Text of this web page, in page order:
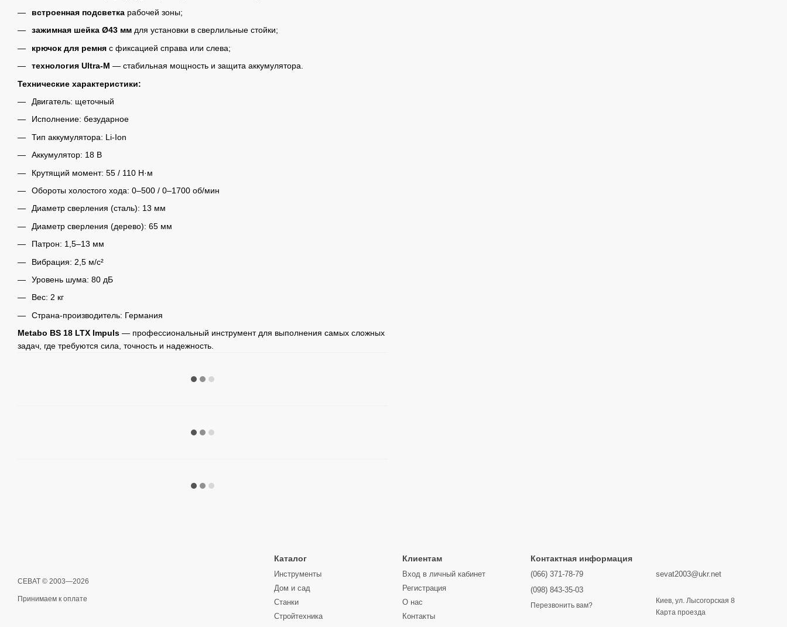
встроенная подсветка рабочей зоны;
зажимная шейка Ø43 мм для установки в сверлильные стойки;
крючок для ремня с фиксацией справа или слева;
технология Ultra-M — стабильная мощность и защита аккумулятора.
Технические характеристики:
Двигатель: щеточный
Исполнение: безударное
Тип аккумулятора: Li-Ion
Аккумулятор: 18 В
Крутящий момент: 55 / 110 Н·м
Обороты холостого хода: 0–500 / 0–1700 об/мин
Диаметр сверления (сталь): 13 мм
Диаметр сверления (дерево): 65 мм
Патрон: 1,5–13 мм
Вибрация: 2,5 м/с²
Уровень шума: 80 дБ
Вес: 2 кг
Страна-производитель: Германия
Metabo BS 18 LTX Impuls — профессиональный инструмент для выполнения самых сложных
задач, где требуются сила, точность и надежность.
СЕВАТ © 2003—2026
Принимаем к оплате
Каталог
Инструменты
Дом и сад
Станки
Стройтехника
Клиентам
Вход в личный кабинет
Регистрация
О нас
Контакты
Контактная информация
(066) 371-78-79
(098) 843-35-03
Перезвонить вам?
sevat2003@ukr.net
Киев, ул. Лысогорская 8
Карта проезда